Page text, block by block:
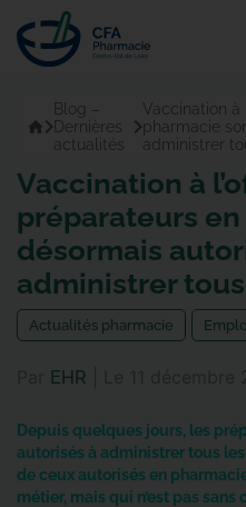
au
contenu
Accueil
Blog –
Dernières
actualités
Vaccination à
pharmacie
administrer
Vaccination à
préparateurs
désormais
administrer
actualités pharmacie
EHR
Depuis quelques jours, les
autorisés à administrer tous
de ceux autorisés en
métier, mais qui n’est pas sans